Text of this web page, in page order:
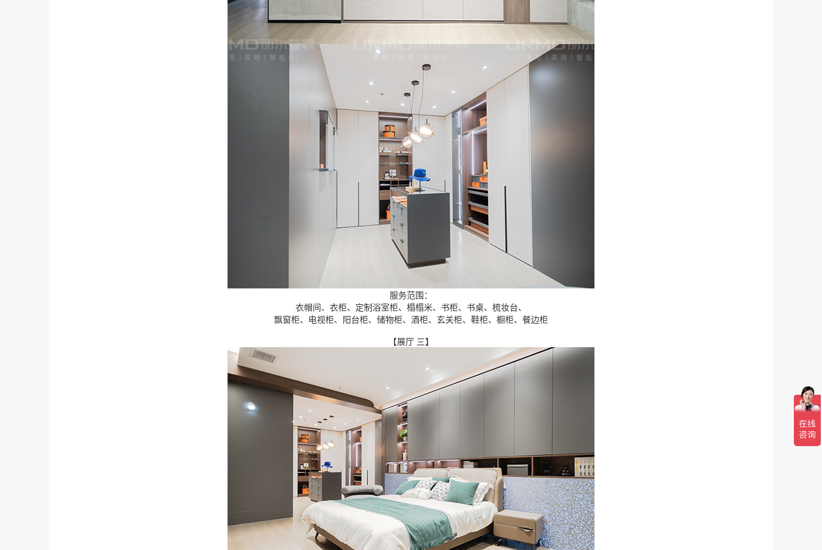
服务范围：
衣帽间、衣柜、定制浴室柜、榻榻米、书柜、书桌、梳妆台、
飘窗柜、电视柜、阳台柜、储物柜、酒柜、玄关柜、鞋柜、橱柜、餐边柜
【展厅 三】